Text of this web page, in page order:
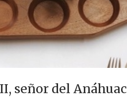
señor del Anáhuac